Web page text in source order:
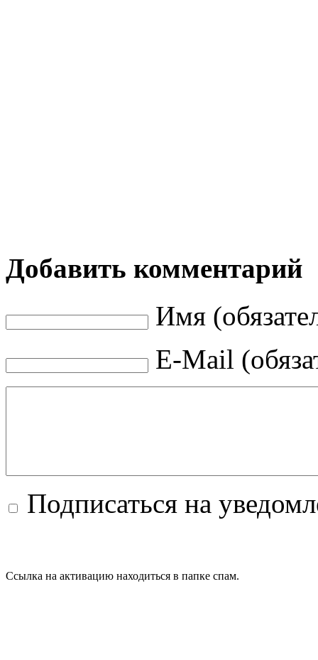
Добавить комментарий
Имя
E-Mail
Подписаться на
Ссылка на активацию находиться в папке спам.